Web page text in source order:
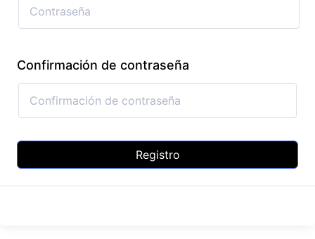
Confirmación de contraseña
Registro